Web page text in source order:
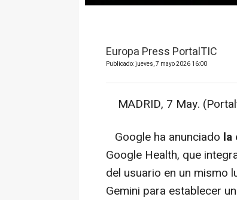
Europa Press PortalTIC
Publicado: jueves, 7 mayo 2026 16:00
MADRID, 7 May.
Google ha anunciado la
Google Health, que
del usuario en un mismo
Gemini para establecer